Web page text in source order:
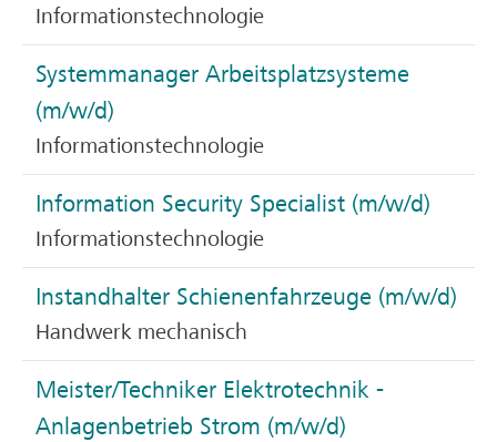
Informationstechnologie
Systemmanager Arbeitsplatzsysteme
(m/w/d)
Informationstechnologie
Information Security Specialist (m/w/d)
Informationstechnologie
Instandhalter Schienenfahrzeuge (m/w/d)
Handwerk mechanisch
Meister/Techniker Elektrotechnik -
Anlagenbetrieb Strom (m/w/d)